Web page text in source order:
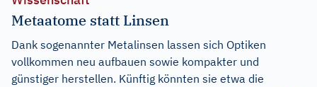
Metaatome statt Linsen
Dank sogenannter Metalinsen lassen sich Optiken
vollkommen neu aufbauen sowie kompakter und
günstiger herstellen. Künftig könnten sie etwa die